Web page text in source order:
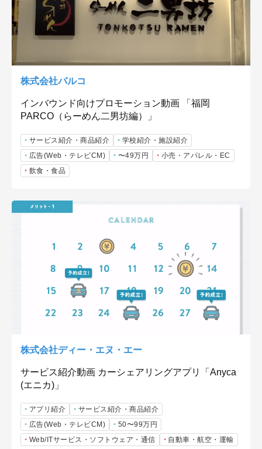
株式会社パルコ
インバウンド向けプロモーション動画 「福岡
PARCO（らーめん二男坊編）」
サービス紹介・商品紹介
学校紹介・施設紹介
広告(Web・テレビCM)
〜49万円
小売・アパレル・EC
飲食・食品
株式会社ディー・エヌ・エー
サービス紹介動画 カーシェアリングアプリ「Anyca
(エニカ)」
アプリ紹介
サービス紹介・商品紹介
広告(Web・テレビCM)
50〜99万円
Web/ITサービス・ソフトウェア・通信
自動車・航空・運輸